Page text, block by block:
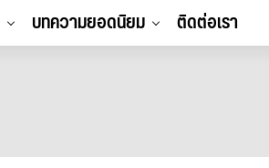
บทความยอดนิยม ติดต่อเรา